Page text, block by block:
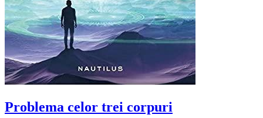
Problema celor trei corpuri